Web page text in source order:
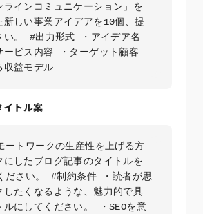
ラインコミュニケーション」を
新しい事業アイデアを10個、提
い。 #出力形式 ・アイデア名
ービス内容 ・ターゲット顧客
収益モデル
トル案
ートワークの生産性を上げる方
にしたブログ記事のタイトルを
ださい。 #制約条件 ・読者が思
したくなるような、魅力的で具
ルにしてください。 ・SEOを意